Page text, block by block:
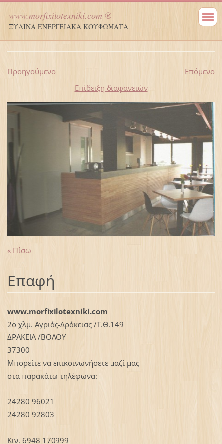
www.morfixilotexniki.com ®
ΞΥΛΙΝΑ ΕΝΕΡΓΕΙΑΚΑ ΚΟΥΦΩΜΑΤΑ
Προηγούμενο
Επόμενο
Επίδειξη διαφανειών
« Πίσω
Επαφή
www.morfixilotexniki.com
2ο χλμ. Αγριάς-Δράκειας /Τ.Θ.149
ΔΡΑΚΕΙΑ /ΒΟΛΟΥ
37300
Μπορείτε να επικοινωνήσετε μαζί μας
στα παρακάτω τηλέφωνα:
24280 96021
24280 92803
Κιν. 6948 170999